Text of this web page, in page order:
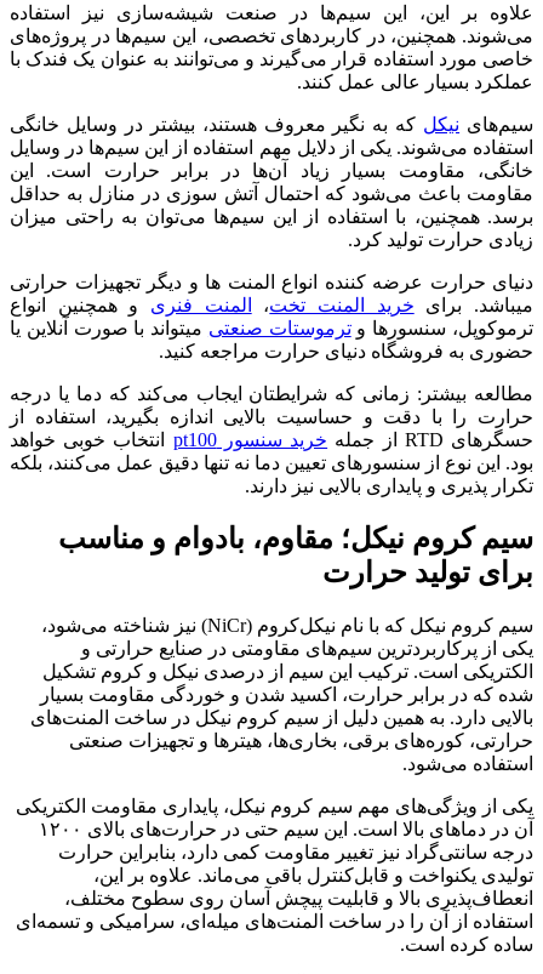
علاوه بر این، این سیم‌ها در صنعت شیشه‌سازی نیز استفاده
می‌شوند. همچنین، در کاربردهای تخصصی، این سیم‌ها در پروژه‌های
خاصی مورد استفاده قرار می‌گیرند و می‌توانند به عنوان یک فندک با
عملکرد بسیار عالی عمل کنند.
سیم‌های نیکل که به نگیر معروف هستند، بیشتر در وسایل خانگی
استفاده می‌شوند. یکی از دلایل مهم استفاده از این سیم‌ها در وسایل
خانگی، مقاومت بسیار زیاد آن‌ها در برابر حرارت است. این
مقاومت باعث می‌شود که احتمال آتش سوزی در منازل به حداقل
برسد. همچنین، با استفاده از این سیم‌ها می‌توان به راحتی میزان
زیادی حرارت تولید کرد.
دنیای حرارت عرضه کننده انواع المنت ها و دیگر تجهیزات حرارتی
میباشد. برای خرید المنت تخت، المنت فنری و همچنین انواع
ترموکوپل، سنسورها وترموستات صنعتی میتواند با صورت آنلاین یا
حضوری به فروشگاه دنیای حرارت مراجعه کنید.
مطالعه بیشتر: زمانی که شرایطتان ایجاب می‌کند که دما یا درجه
حرارت را با دقت و حساسیت بالایی اندازه بگیرید، استفاده از
حسگرهای RTD از جمله
خرید سنسور pt100
انتخاب خوبی خواهد
بود. این نوع از سنسورهای تعیین دما نه تنها دقیق عمل می‌کنند، بلکه
تکرار پذیری و پایداری بالایی نیز دارند.
سیم کروم نیکل؛ مقاوم، بادوام و مناسب
برای تولید حرارت
سیم کروم نیکل که با نام نیکل‌کروم (NiCr) نیز شناخته می‌شود،
یکی از پرکاربردترین سیم‌های مقاومتی در صنایع حرارتی و
الکتریکی است. ترکیب این سیم از درصدی نیکل و کروم تشکیل
شده که در برابر حرارت، اکسید شدن و خوردگی مقاومت بسیار
بالایی دارد. به همین دلیل از سیم کروم نیکل در ساخت المنت‌های
حرارتی، کوره‌های برقی، بخاری‌ها، هیترها و تجهیزات صنعتی
استفاده می‌شود.
یکی از ویژگی‌های مهم سیم کروم نیکل، پایداری مقاومت الکتریکی
آن در دماهای بالا است. این سیم حتی در حرارت‌های بالای ۱۲۰۰
درجه سانتی‌گراد نیز تغییر مقاومت کمی دارد، بنابراین حرارت
تولیدی یکنواخت و قابل‌کنترل باقی می‌ماند. علاوه بر این،
انعطاف‌پذیری بالا و قابلیت پیچش آسان روی سطوح مختلف،
استفاده از آن را در ساخت المنت‌های میله‌ای، سرامیکی و تسمه‌ای
ساده کرده است.